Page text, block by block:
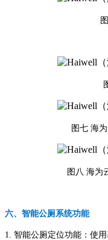
图七 海
图八 海为
六、智能公厕系统功能
1. 智能公厕定位功能：使